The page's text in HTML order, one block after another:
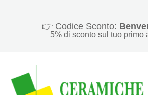
👉 Codice Sconto:
5% di sconto sul tuo primo